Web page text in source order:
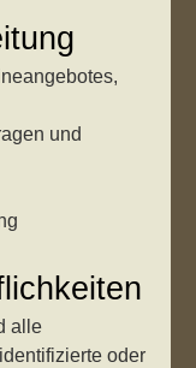
und
alle
oder